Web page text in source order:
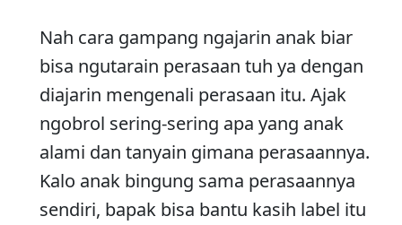
Nah cara gampang ngajarin anak biar
bisa ngutarain perasaan tuh ya dengan
diajarin mengenali perasaan itu. Ajak
ngobrol sering-sering apa yang anak
alami dan tanyain gimana perasaannya.
Kalo anak bingung sama perasaannya
sendiri, bapak bisa bantu kasih label itu